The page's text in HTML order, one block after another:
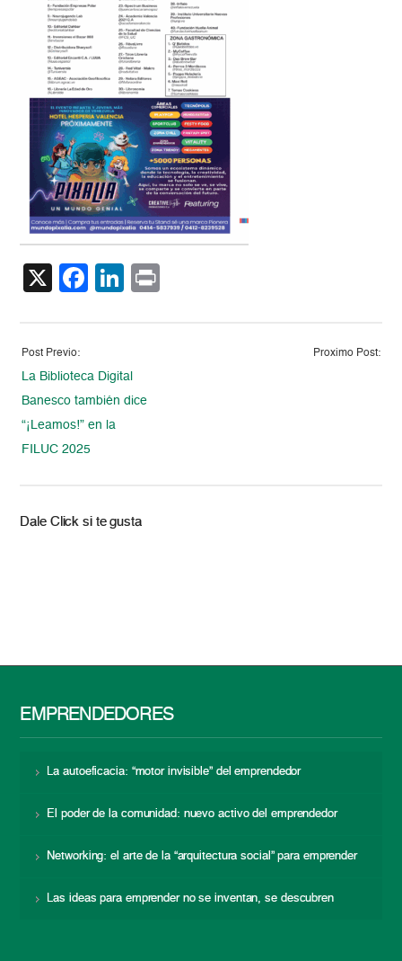
X Facebook
LinkedIn
Post Previo:
La Biblioteca Digital
Banesco también dice
“¡Leamos!” en la
FILUC 2025
Proximo Post:
Dale Click si te gusta
EMPRENDEDORES
La autoeficacia: “motor invisible” del emprendedor
El poder de la comunidad: nuevo activo del emprendedor
Networking: el arte de la “arquitectura social” para emprender
Las ideas para emprender no se inventan, se descubren